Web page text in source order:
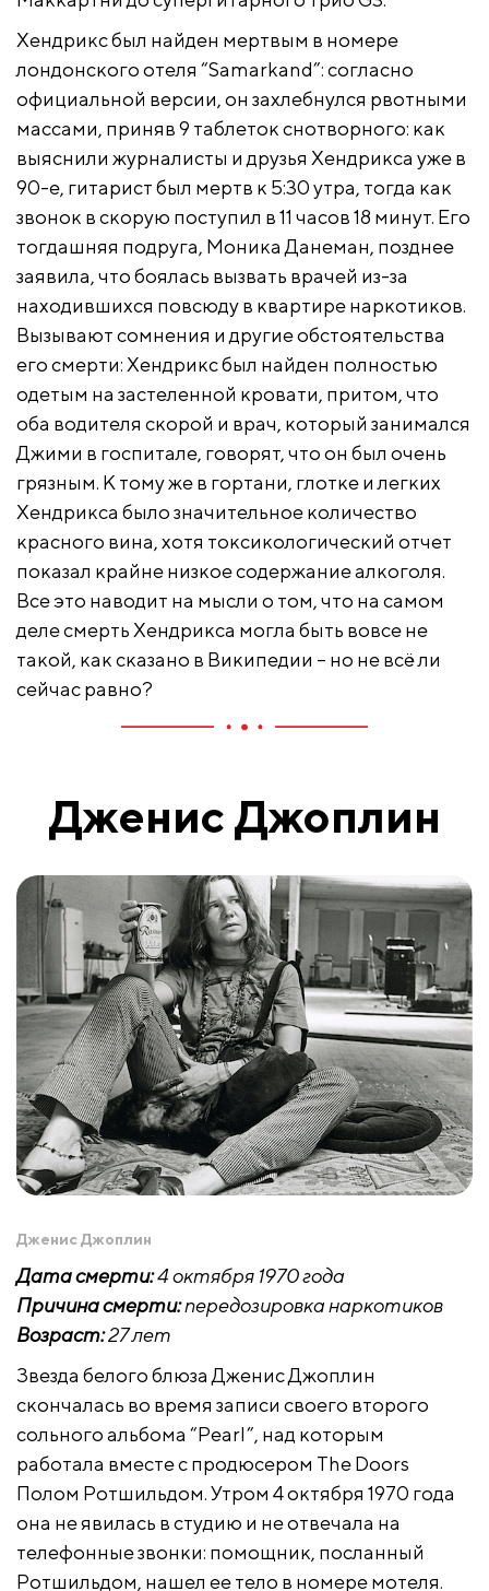
Хендрикс был найден мертвым в номере
лондонского отеля “Samarkand”: согласно
официальной версии, он захлебнулся рвотными
массами, приняв 9 таблеток снотворного: как
выяснили журналисты и друзья Хендрикса уже в
90-е, гитарист был мертв к 5:30 утра, тогда как
звонок в скорую поступил в 11 часов 18 минут. Его
тогдашняя подруга, Моника Данеман, позднее
заявила, что боялась вызвать врачей из-за
находившихся повсюду в квартире наркотиков.
Вызывают сомнения и другие обстоятельства
его смерти: Хендрикс был найден полностью
одетым на застеленной кровати, притом, что
оба водителя скорой и врач, который занимался
Джими в госпитале, говорят, что он был очень
грязным. К тому же в гортани, глотке и легких
Хендрикса было значительное количество
красного вина, хотя токсикологический отчет
показал крайне низкое содержание алкоголя.
Все это наводит на мысли о том, что на самом
деле смерть Хендрикса могла быть вовсе не
такой, как сказано в Википедии – но не всё ли
сейчас равно?
Дженис Джоплин
Дженис Джоплин
Дата смерти:4 октября 1970 года
Причина смерти:передозировка наркотиков
Возраст:27 лет
Звезда белого блюза Дженис Джоплин
скончалась во время записи своего второго
сольного альбома “Pearl”, над которым
работала вместе с продюсером The Doors
Полом Ротшильдом. Утром 4 октября 1970 года
она не явилась в студию и не отвечала на
телефонные звонки: помощник, посланный
Ротшильдом, нашел ее тело в номере мотеля.